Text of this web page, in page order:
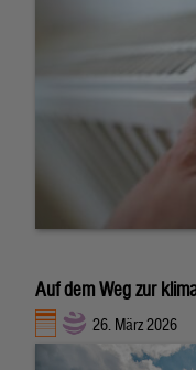
Auf dem Weg zur
26. März 2026